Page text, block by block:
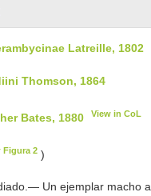
Latreille, 1802
Thomson, 1864
Bates, 1880 View in CoL
Figura 2 )
Un ejemplar macho